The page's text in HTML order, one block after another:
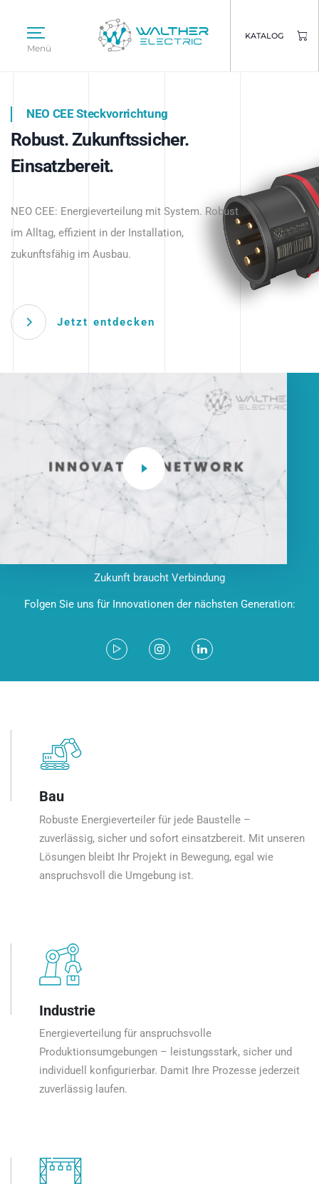
Menü
KATALOG
Intelligente Stromverteilung
beginnt hier.
NEO CEE Steckvorrichtung
Robust. Zukunftssicher.
Einsatzbereit.
NEO CEE: Energieverteilung mit System. Robust
im Alltag, effizient in der Installation,
zukunftsfähig im Ausbau.
Jetzt entdecken
Intelligenz trifft Energie.
Anwendungen – robust, IP-geschützt und
zukunftsfähig.
Zukunft braucht Verbindung
Folgen Sie uns für Innovationen der nächsten Generation:
Bau
Robuste Energieverteiler für jede Baustelle –
zuverlässig, sicher und sofort einsatzbereit. Mit unseren
Lösungen bleibt Ihr Projekt in Bewegung, egal wie
anspruchsvoll die Umgebung ist.
Industrie
Energieverteilung für anspruchsvolle
Produktionsumgebungen – leistungsstark, sicher und
individuell konfigurierbar. Damit Ihre Prozesse jederzeit
zuverlässig laufen.